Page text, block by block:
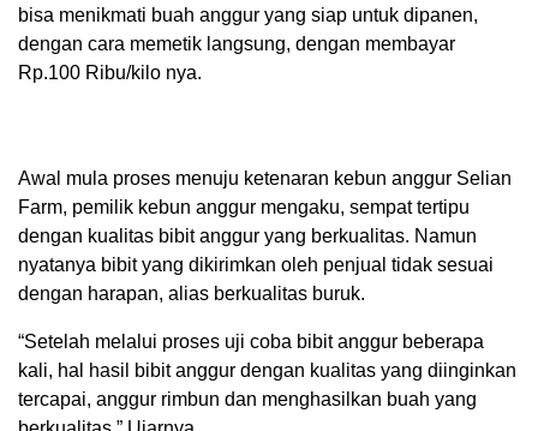
bisa menikmati buah anggur yang siap untuk dipanen,
dengan cara memetik langsung, dengan membayar
Rp.100 Ribu/kilo nya.
Awal mula proses menuju ketenaran kebun anggur Selian
Farm, pemilik kebun anggur mengaku, sempat tertipu
dengan kualitas bibit anggur yang berkualitas. Namun
nyatanya bibit yang dikirimkan oleh penjual tidak sesuai
dengan harapan, alias berkualitas buruk.
“Setelah melalui proses uji coba bibit anggur beberapa
kali, hal hasil bibit anggur dengan kualitas yang diinginkan
tercapai, anggur rimbun dan menghasilkan buah yang